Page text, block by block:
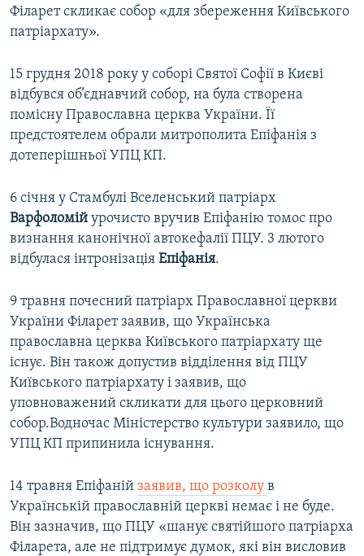
Філарет скликає собор «для збереження Київського
патріархату».
15 грудня 2018 року у соборі Святої Софії в Києві
відбувся об’єднавчий собор, на була створена
помісну Православна церква України. Її
предстоятелем обрали митрополита Епіфанія з
дотеперішньої УПЦ КП.
6 січня у Стамбулі Вселенський патріарх
Варфоломій урочисто вручив Епіфанію томос про
визнання канонічної автокефалії ПЦУ. 3 лютого
відбулася інтронізація Епіфанія.
9 травня почесний патріарх Православної церкви
України Філарет заявив, що Українська
православна церква Київського патріархату ще
існує. Він також допустив відділення від ПЦУ
Київського патріархату і заявив, що
уповноважений скликати для цього церковний
собор.Водночас Міністерство культури заявило, що
УПЦ КП припинила існування.
14 травня Епіфаній заявив, що розколу в
Українській православній церкві немає і не буде.
Він зазначив, що ПЦУ «шанує святійшого патріарха
Філарета, але не підтримує думок, які він висловив